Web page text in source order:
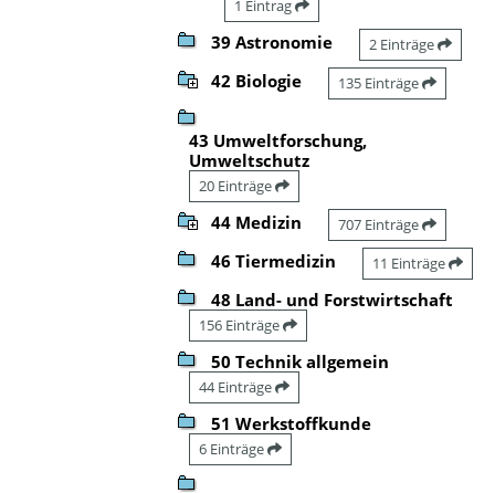
1 Eintrag
39 Astronomie 2 Einträge
42 Biologie 135 Einträge
43 Umweltforschung,
Umweltschutz
20 Einträge
44 Medizin 707 Einträge
46 Tiermedizin 11 Einträge
48 Land- und Forstwirtschaft
156 Einträge
50 Technik allgemein
44 Einträge
51 Werkstoffkunde
6 Einträge